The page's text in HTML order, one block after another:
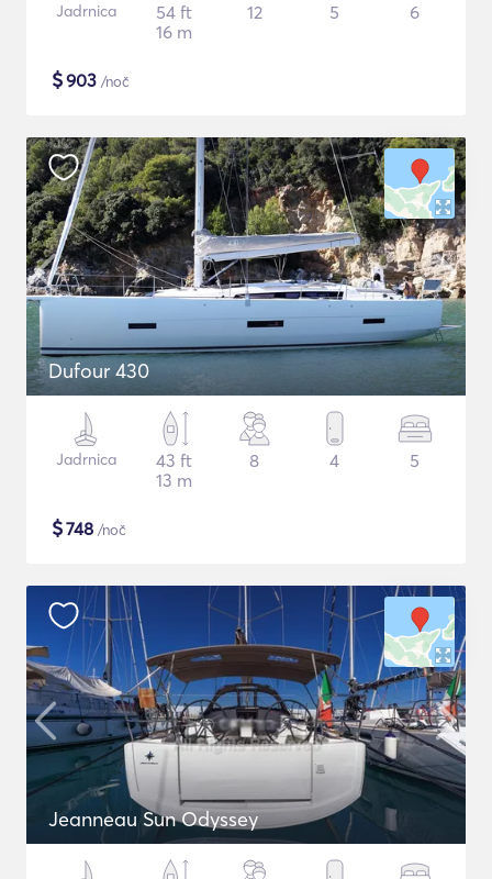
Jadrnica
54 ft
16 m
12 5 6
$903 /noč
Dufour 430
Jadrnica
43 ft
13 m
8 4 5
$748 /noč
Jeanneau Sun Odyssey